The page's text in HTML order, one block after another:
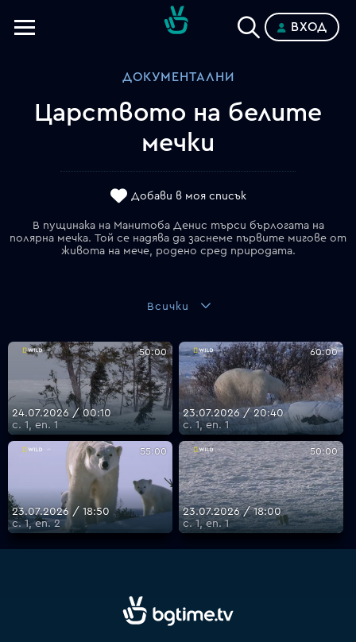
VOYO
ВХОД
ДОКУМЕНТАЛНИ
Царството на белите
мечки
Добави в моя списък
В пущинака на Манитоба Денис търси бърлогата на
полярна мечка. Той се надява да заснеме първите мигове от
живота на мече, родено сред природата.
Всички
50:00
24.07.2026 / 00:10
с. 1, еп. 1
60:00
23.07.2026 / 20:40
с. 1, еп. 1
55:00
23.07.2026 / 18:50
с. 1, еп. 2
50:00
23.07.2026 / 18:00
с. 1, еп. 1